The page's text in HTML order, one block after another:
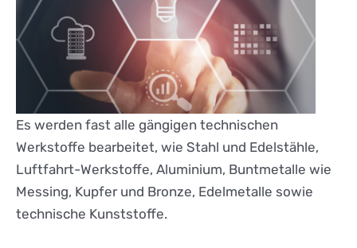
Es werden fast alle gängigen technischen
Werkstoffe bearbeitet, wie Stahl und Edelstähle,
Luftfahrt-Werkstoffe, Aluminium, Buntmetalle wie
Messing, Kupfer und Bronze, Edelmetalle sowie
technische Kunststoffe.